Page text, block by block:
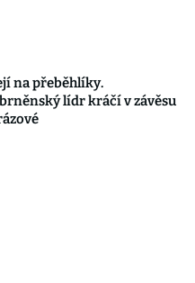
na přeběhlíky.
lídr kráčí v závěsu